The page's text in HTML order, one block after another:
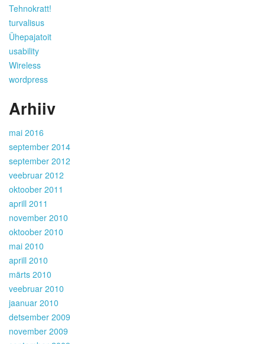
Tehnokratt!
turvalisus
Ühepajatoit
usability
Wireless
wordpress
Arhiiv
mai 2016
september 2014
september 2012
veebruar 2012
oktoober 2011
aprill 2011
november 2010
oktoober 2010
mai 2010
aprill 2010
märts 2010
veebruar 2010
jaanuar 2010
detsember 2009
november 2009